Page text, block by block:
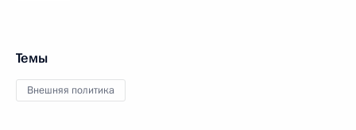
Темы
Внешняя политика